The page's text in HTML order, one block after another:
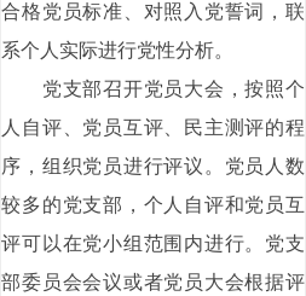
合格党员标准、对照入党誓词，联
系个人实际进行党性分析。
党支部召开党员大会，按照个
人自评、党员互评、民主测评的程
序，组织党员进行评议。党员人数
较多的党支部，个人自评和党员互
评可以在党小组范围内进行。党支
部委员会会议或者党员大会根据评